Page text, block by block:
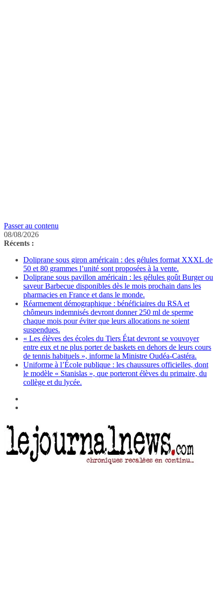
Passer au contenu
08/08/2026
Récents :
Doliprane sous giron américain : des gélules format XXXL de
50 et 80 grammes l’unité sont proposées à la vente.
Doliprane sous pavillon américain : les gélules goût Burger ou
saveur Barbecue disponibles dès le mois prochain dans les
pharmacies en France et dans le monde.
Réarmement démographique : bénéficiaires du RSA et
chômeurs indemnisés devront donner 250 ml de sperme
chaque mois pour éviter que leurs allocations ne soient
suspendues.
« Les élèves des écoles du Tiers État devront se vouvoyer
entre eux et ne plus porter de baskets en dehors de leurs cours
de tennis habituels », informe la Ministre Oudéa-Castéra.
Uniforme à l’École publique : les chaussures officielles, dont
le modèle « Stanislas », que porteront élèves du primaire, du
collège et du lycée.